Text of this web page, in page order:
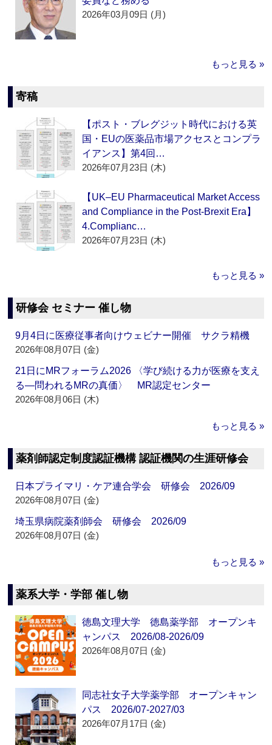
2026年03月09日 (月)
もっと見る »
寄稿
【ポスト・ブレグジット時代における英
国・EUの医薬品市場アクセスとコンプラ
イアンス】第4回…
2026年07月23日 (木)
【UK–EU Pharmaceutical Market Access
and Compliance in the Post-Brexit Era】
4.Complianc…
2026年07月23日 (木)
もっと見る »
研修会 セミナー 催し物
9月4日に医療従事者向けウェビナー開催 サクラ精機
2026年08月07日 (金)
21日にMRフォーラム2026 〈学び続ける力が医療を支え
る―問われるMRの真価〉 MR認定センター
2026年08月06日 (木)
もっと見る »
薬剤師認定制度認証機構 認証機関の生涯研修会
日本プライマリ・ケア連合学会 研修会 2026/09
2026年08月07日 (金)
埼玉県病院薬剤師会 研修会 2026/09
2026年08月07日 (金)
もっと見る »
薬系大学・学部 催し物
徳島文理大学 徳島薬学部 オープンキ
ャンパス 2026/08-2026/09
2026年08月07日 (金)
同志社女子大学薬学部 オープンキャン
パス 2026/07-2027/03
2026年07月17日 (金)